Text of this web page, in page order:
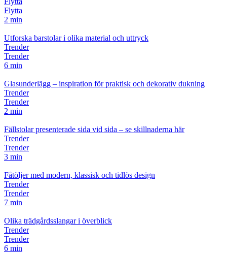
Flytta
2 min
Utforska barstolar i olika material och uttryck
Trender
Trender
6 min
Glasunderlägg – inspiration för praktisk och dekorativ dukning
Trender
Trender
2 min
Fällstolar presenterade sida vid sida – se skillnaderna här
Trender
Trender
3 min
Fåtöljer med modern, klassisk och tidlös design
Trender
Trender
7 min
Olika trädgårdsslangar i överblick
Trender
Trender
6 min